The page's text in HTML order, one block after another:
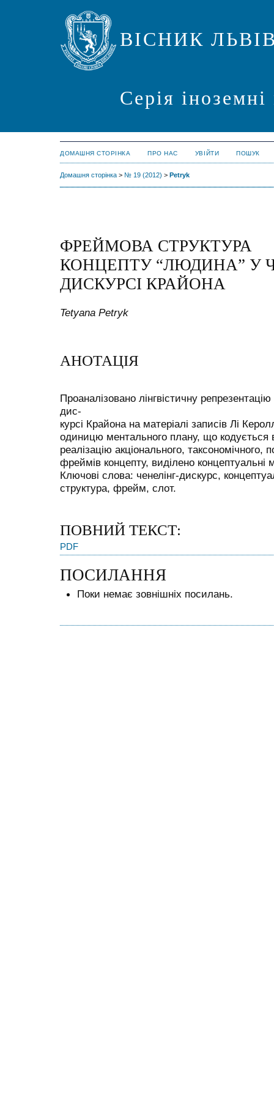
ВІСНИК
Серія
ДОМАШНЯ СТОРІНКА ПРО НАС УВІЙТИ ПОШУК
Домашня сторінка > № 19 (2012) > Petryk
ФРЕЙМОВА СТРУКТУРА
КОНЦЕПТУ “ЛЮДИНА” У
ДИСКУРСІ КРАЙОНА
Tetyana Petryk
АНОТАЦІЯ
Проаналізовано лінгвістичну
дис-
курсі Крайона на матеріалі записів Лі
одиницю ментального плану, що кодується
реалізацію акціонального, таксономічного,
фреймів концепту, виділено концептуальні
Ключові слова: ченелінг-дискурс,
структура, фрейм, слот.
ПОВНИЙ ТЕКСТ:
PDF
ПОСИЛАННЯ
Поки немає зовнішніх посилань.